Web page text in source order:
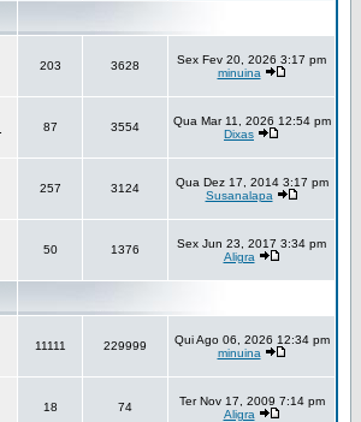
203 3628
Sex Fev 20, 2026 3:17 pm
minuina
87 3554
Qua Mar 11, 2026 12:54 pm
Dixas
257 3124
Qua Dez 17, 2014 3:17 pm
Susanalapa
50 1376
Sex Jun 23, 2017 3:34 pm
Aligra
11111 229999
Qui Ago 06, 2026 12:34 pm
minuina
18 74
Ter Nov 17, 2009 7:14 pm
Aligra